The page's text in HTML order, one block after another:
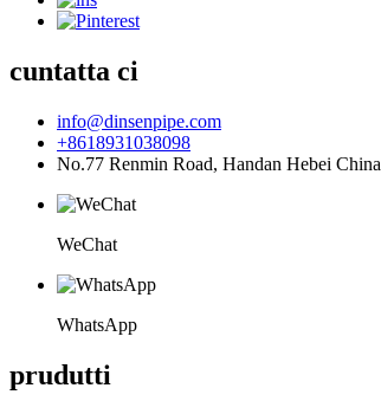
cuntatta ci
info@dinsenpipe.com
+8618931038098
No.77 Renmin Road, Handan Hebei China
WeChat
WhatsApp
prudutti